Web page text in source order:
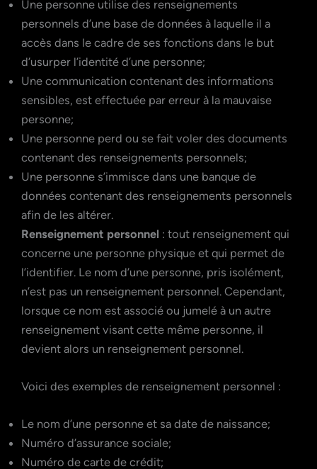
Une personne utilise des renseignements
personnels d’une base de données à laquelle il a
accès dans le cadre de ses fonctions dans le but
d’usurper l’identité d’une personne;
Une communication contenant des informations
sensibles, est effectuée par erreur à la mauvaise
personne;
Une personne perd ou se fait voler des documents
contenant des renseignements personnels;
Une personne s’immisce dans une banque de
données contenant des renseignements personnels
afin de les altérer.
Renseignement personnel : tout renseignement qui
concerne une personne physique et qui permet de
l’identifier. Le nom d’une personne, pris isolément,
n’est pas un renseignement personnel. Cependant,
lorsque ce nom est associé ou jumelé à un autre
renseignement visant cette même personne, il
devient alors un renseignement personnel.
Voici des exemples de renseignement personnel :
Le nom d’une personne et sa date de naissance;
Numéro d’assurance sociale;
Numéro de carte de crédit;